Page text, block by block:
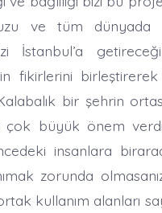
ve tüm dünyada
İstanbul’a
fikirlerini birleştirerek
bir şehrin
çok büyük önem
insanlara
zorunda
kullanım alanları